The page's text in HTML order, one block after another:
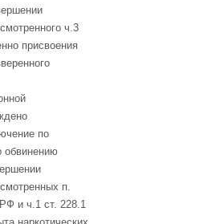
ч.3
присвоения
по
обвинению
п.
и ч.1 ст. 228.1